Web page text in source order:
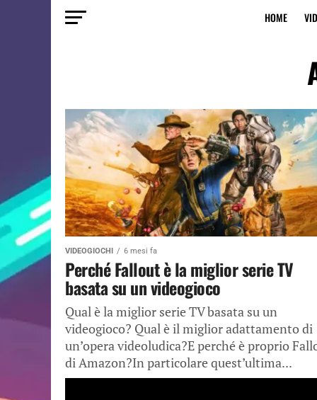
HOME
VIDEOGIOCHI 6 mesi fa
Perché Fallout è la miglior serie TV
basata su un videogioco
Qual è la miglior serie TV basata su un
videogioco? Qual è il miglior adattamento di
un’opera videoludica?E perché è proprio
di Amazon?In particolare quest’ultima...